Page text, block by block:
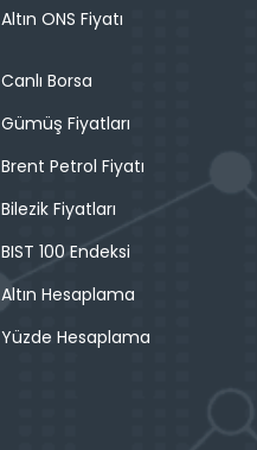
Altın ONS Fiyatı
Canlı Borsa
Gümüş Fiyatları
Brent Petrol Fiyatı
Bilezik Fiyatları
BIST 100 Endeksi
Altın Hesaplama
Yüzde Hesaplama